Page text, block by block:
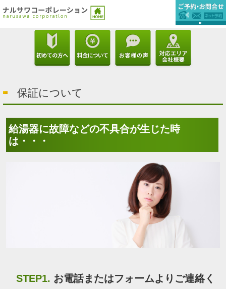
保証について
給湯器に故障などの不具合が生じた時
は・・・
STEP1. お電話またはフォームよりご連絡く